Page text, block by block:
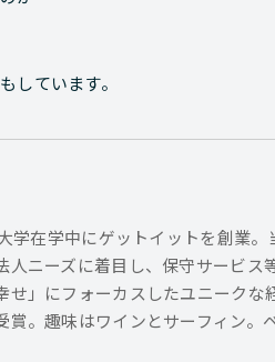
しています。
学在学中にゲットイットを創業
人ニーズに着目し、保守サービス
せ」にフォーカスしたユニークな
賞。趣味はワインとサーフィン。